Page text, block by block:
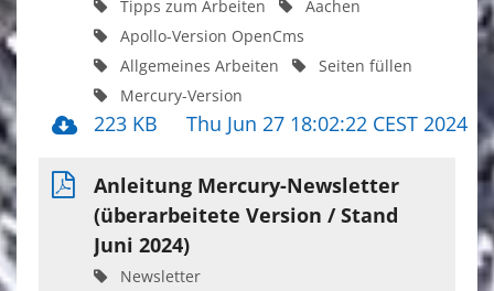
Tipps zum Arbeiten
Aachen
Apollo-Version OpenCms
Allgemeines Arbeiten
Seiten füllen
Mercury-Version
223 KB Thu Jun 27 18:02:22 CEST 2024
Anleitung Mercury-Newsletter
(überarbeitete Version / Stand
Juni 2024)
Newsletter